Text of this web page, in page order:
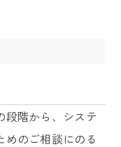
段階から、システ
のご相談にのる